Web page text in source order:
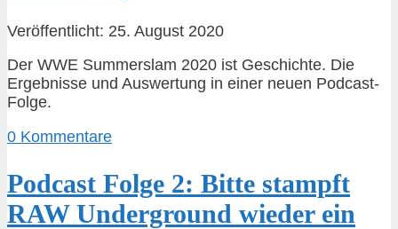
Veröffentlicht: 25. August 2020
Der WWE Summerslam 2020 ist Geschichte. Die
Ergebnisse und Auswertung in einer neuen Podcast-
Folge.
0 Kommentare
Podcast Folge 2: Bitte stampft
RAW Underground wieder ein